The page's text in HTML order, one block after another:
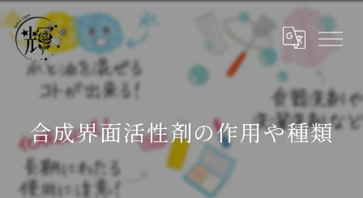
合成界面活性剤の作用や種類